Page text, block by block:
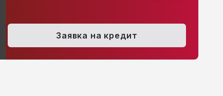
Заявка на кредит